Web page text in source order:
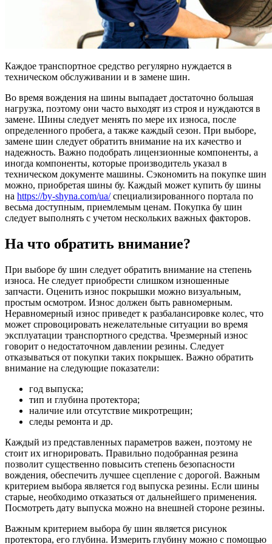
Каждое транспортное средство регулярно нуждается в
техническом обслуживании и в замене шин.
Во время вождения на шины выпадает достаточно большая
нагрузка, поэтому они часто выходят из строя и нуждаются в
замене. Шины следует менять по мере их износа, после
определенного пробега, а также каждый сезон. При выборе,
замене шин следует обратить внимание на их качество и
надежность. Важно подобрать лицензионные компоненты, а
иногда компоненты, которые производитель указал в
техническом документе машины. Сэкономить на покупке шин
можно, приобретая шины бу. Каждый может купить бу шины
на https://by-shyna.com/ua/специализированного портала по
весьма доступным, приемлемым ценам. Покупка бу шин
следует выполнять с учетом нескольких важных факторов.
На что обратить внимание?
При выборе бу шин следует обратить внимание на степень
износа. Не следует приобрести слишком изношенные
запчасти. Оценить износ покрышки можно визуальным,
простым осмотром. Износ должен быть равномерным.
Неравномерный износ приведет к разбалансировке колес, что
может спровоцировать нежелательные ситуации во время
эксплуатации транспортного средства. Чрезмерный износ
говорит о недостаточном давлении резины. Следует
отказываться от покупки таких покрышек. Важно обратить
внимание на следующие показатели:
год выпуска;
тип и глубина протектора;
наличие или отсутствие микротрещин;
следы ремонта и др.
Каждый из представленных параметров важен, поэтому не
стоит их игнорировать. Правильно подобранная резина
позволит существенно повысить степень безопасности
вождения, обеспечить лучшее сцепление с дорогой. Важным
критерием выбора является год выпуска резины. Если шины
старые, необходимо отказаться от дальнейшего применения.
Посмотреть дату выпуска можно на внешней стороне резины.
Важным критерием выбора бу шин является рисунок
протектора, его глубина. Измерить глубину можно с помощью